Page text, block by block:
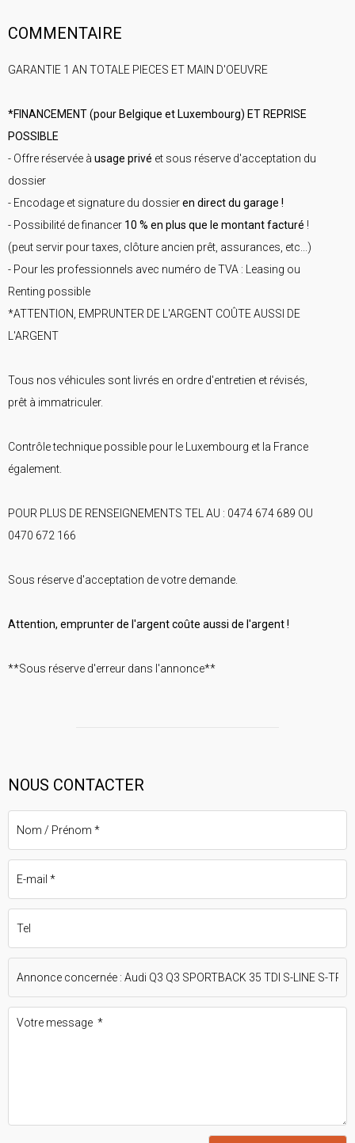
COMMENTAIRE
GARANTIE 1 AN TOTALE PIECES ET MAIN D'OEUVRE
*FINANCEMENT (pour Belgique et Luxembourg) ET REPRISE
POSSIBLE
- Offre réservée à usage privé et sous réserve d'acceptation du
dossier
- Encodage et signature du dossieren direct du garage !
- Possibilité de financer 10 % en plus que le montant facturé !
(peut servir pour taxes, clôture ancien prêt, assurances, etc...)
- Pour les professionnels avec numéro de TVA : Leasing ou
Renting possible
*ATTENTION, EMPRUNTER DE L'ARGENT COÛTE AUSSI DE
L'ARGENT
Tous nos véhicules sont livrés en ordre d'entretien et révisés,
prêt à immatriculer.
Contrôle technique possible pour le Luxembourg et la France
également.
POUR PLUS DE RENSEIGNEMENTS TEL AU : 0474 674 689 OU
0470 672 166
Sous réserve d'acceptation de votre demande.
Attention, emprunter de l'argent coûte aussi de l'argent !
**Sous réserve d'erreur dans l'annonce**
NOUS CONTACTER